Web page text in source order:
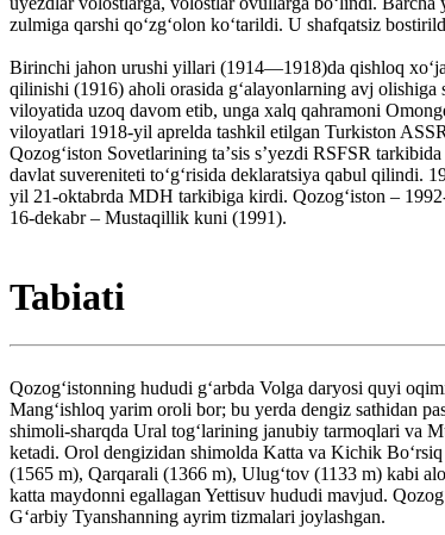
zulmiga qarshi qoʻzgʻolon koʻtarildi. U shafqatsiz
Birinchi jahon urushi yillari (1914—1918)da qishloq
qilinishi (1916) aholi orasida gʻalayonlarning avj
viloyatida uzoq davom etib, unga xalq qahramoni
viloyatlari 1918-yil aprelda tashkil etilgan Turkiston
Qozogʻiston Sovetlarining taʼsis sʼyezdi RSFSR
davlat suvereniteti toʻgʻrisida deklaratsiya qabul qilindi.
yil 21-oktabrda MDH tarkibiga kirdi. Qozogʻiston –
16-dekabr – Mustaqillik kuni (1991).
Tabiati
Qozogʻistonning hududi gʻarbda Volga daryosi quyi
Mangʻishloq yarim oroli bor; bu yerda dengiz sathidan
shimoli-sharqda Ural togʻlarining janubiy tarmoqlari va
ketadi. Orol dengizidan shimolda Katta va Kichik
(1565 m), Qarqarali (1366 m), Ulugʻtov (1133 m) kabi
katta maydonni egallagan Yettisuv hududi mavjud.
Gʻarbiy Tyanshanning ayrim tizmalari joylashgan.